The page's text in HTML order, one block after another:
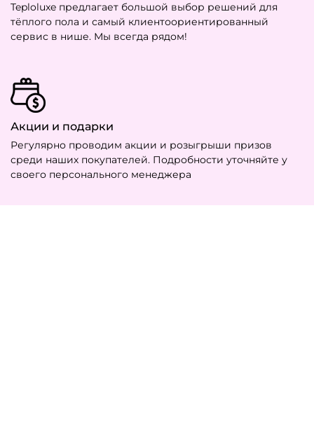
Teploluxe предлагает большой выбор решений для
тёплого пола и самый клиентоориентированный
сервис в нише. Мы всегда рядом!
Акции и подарки
Регулярно проводим акции и розыгрыши призов
среди наших покупателей. Подробности уточняйте у
своего персонального менеджера